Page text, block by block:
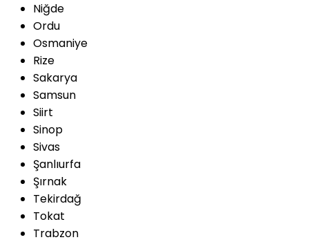
Niğde
Ordu
Osmaniye
Rize
Sakarya
Samsun
Siirt
Sinop
Sivas
Şanlıurfa
Şırnak
Tekirdağ
Tokat
Trabzon